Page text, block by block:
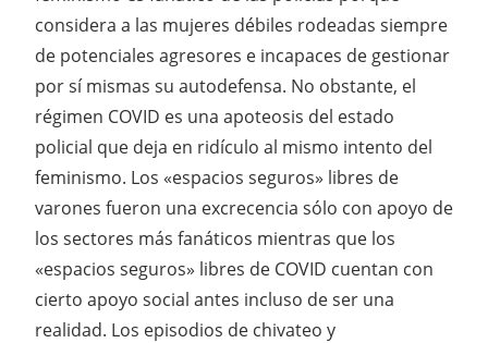
considera a las mujeres débiles rodeadas siempre
de potenciales agresores e incapaces de gestionar
por sí mismas su autodefensa. No obstante, el
régimen COVID es una apoteosis del estado
policial que deja en ridículo al mismo intento del
feminismo. Los «espacios seguros» libres de
varones fueron una excrecencia sólo con apoyo de
los sectores más fanáticos mientras que los
«espacios seguros» libres de COVID cuentan con
cierto apoyo social antes incluso de ser una
realidad. Los episodios de chivateo y